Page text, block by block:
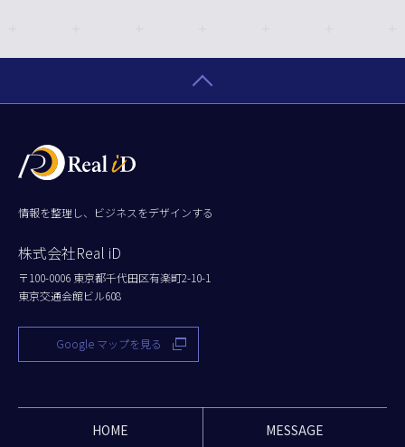
情報を整理し、ビジネスをデザインする
株式会社Real iD
〒100-0006 東京都千代田区有楽町2-10-1
東京交通会館ビル608
Google マップを見る
HOME MESSAGE